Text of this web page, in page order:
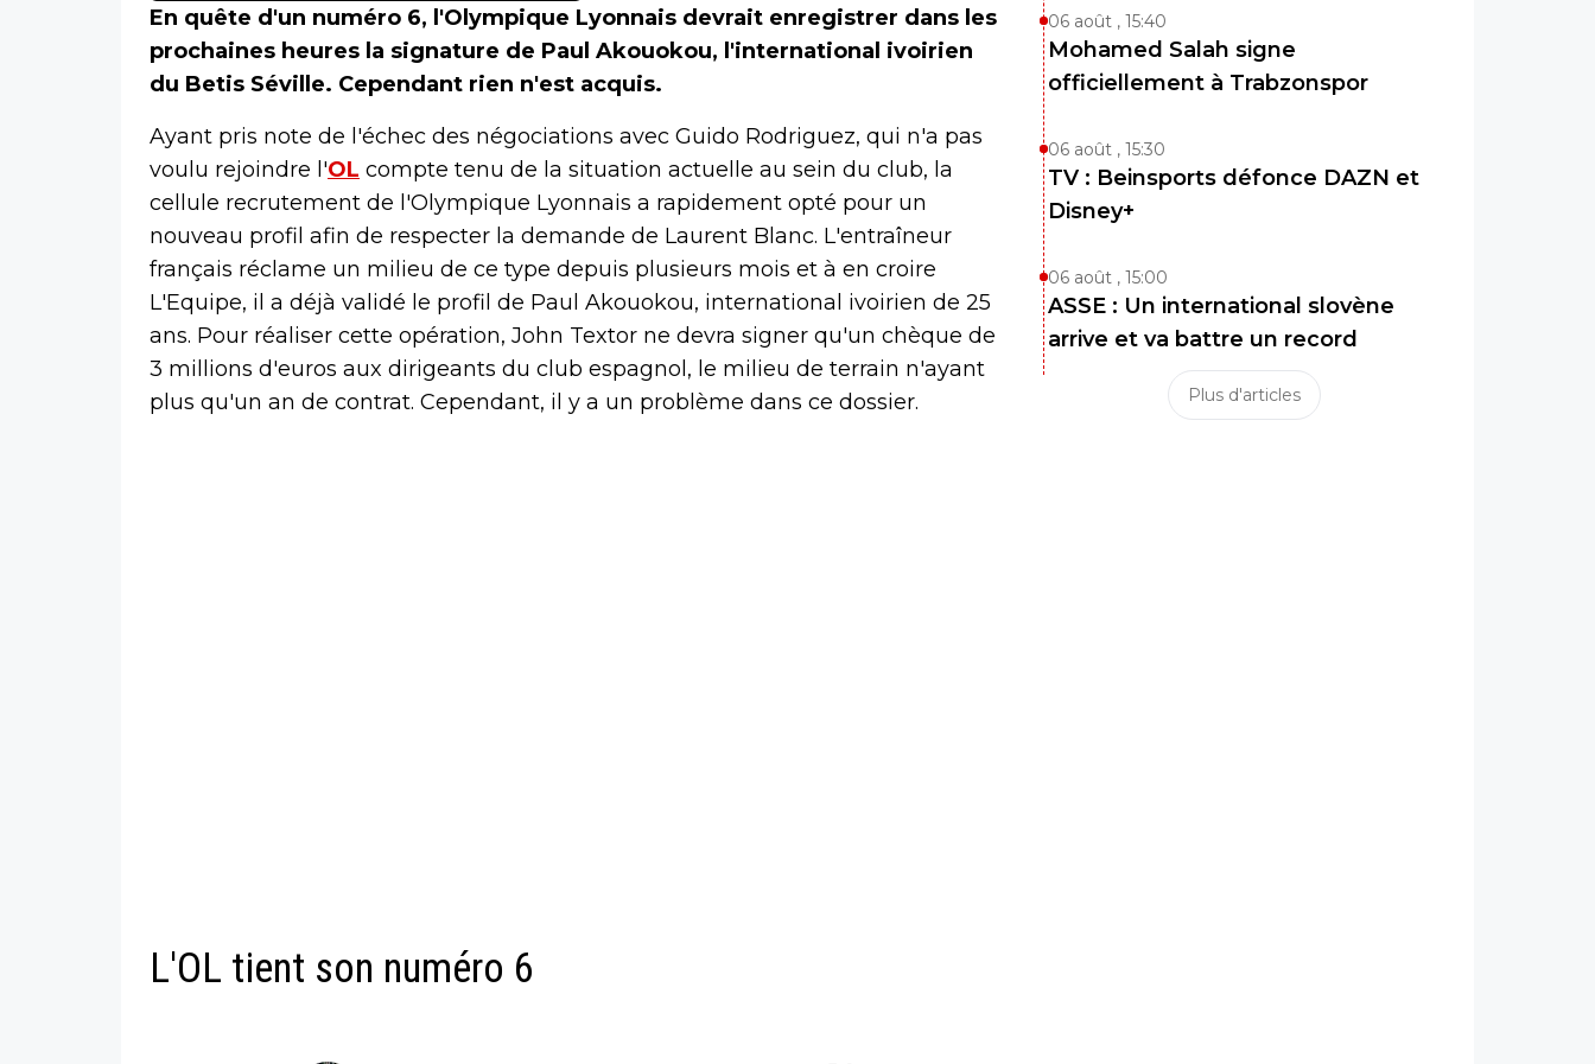
En quête d'un numéro 6, l'Olympique Lyonnais devrait enregistrer dans les
prochaines heures la signature de Paul Akouokou, l'international ivoirien
du Betis Séville. Cependant rien n'est acquis.
Ayant pris note de l'échec des négociations avec Guido Rodriguez, qui n'a pas
voulu rejoindre l'OL compte tenu de la situation actuelle au sein du club, la
cellule recrutement de l'Olympique Lyonnais a rapidement opté pour un
nouveau profil afin de respecter la demande de Laurent Blanc. L'entraîneur
français réclame un milieu de ce type depuis plusieurs mois et à en croire
L'Equipe, il a déjà validé le profil de Paul Akouokou, international ivoirien de 25
ans. Pour réaliser cette opération, John Textor ne devra signer qu'un chèque de
3 millions d'euros aux dirigeants du club espagnol, le milieu de terrain n'ayant
plus qu'un an de contrat. Cependant, il y a un problème dans ce dossier.
L'OL tient son numéro 6
06 août , 15:40
Mohamed Salah signe
officiellement à Trabzonspor
06 août , 15:30
TV : Beinsports défonce DAZN et
Disney+
06 août , 15:00
ASSE : Un international slovène
arrive et va battre un record
Plus d'articles